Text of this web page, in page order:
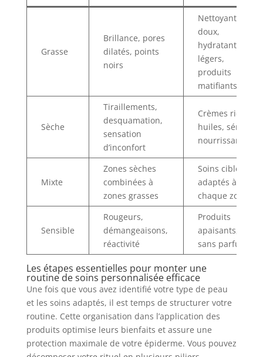
Grasse
Brillance, pores
dilatés, points
noirs
Nettoyants
doux,
hydratants
légers,
produits
matifiants
Sèche
Tiraillements,
desquamation,
sensation
d’inconfort
Crèmes riches,
huiles, sérums
nourrissants
Mixte
Zones sèches
combinées à
zones grasses
Soins ciblés
adaptés à
chaque zone
Sensible
Rougeurs,
démangeaisons,
réactivité
Produits
apaisants,
sans parfum
Les étapes essentielles pour monter une
routine de soins personnalisée efficace
Une fois que vous avez identifié votre type de peau
et les soins adaptés, il est temps de structurer votre
routine. Cette organisation dans l’application des
produits optimise leurs bienfaits et assure une
protection maximale de votre épiderme. Vous pouvez